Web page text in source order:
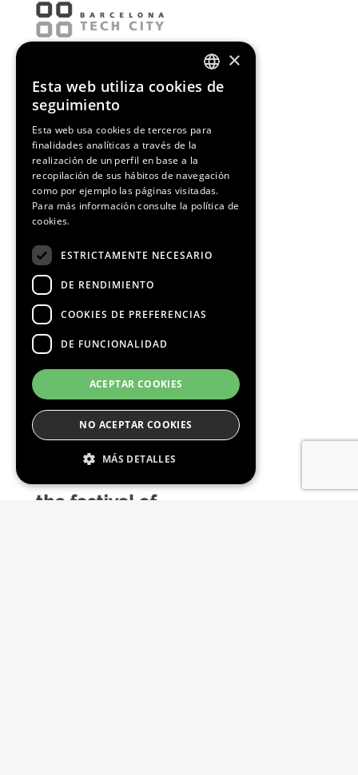
Media Partners
ENGLISH
×
Esta web utiliza cookies de
seguimiento
Esta web usa cookies de terceros para
finalidades analíticas a través de la
realización de un perfil en base a la
recopilación de sus hábitos de navegación
como por ejemplo las páginas visitadas.
Para más información consulte la política de
cookies.
ESTRICTAMENTE NECESARIO
DE RENDIMIENTO
COOKIES DE PREFERENCIAS
DE FUNCIONALIDAD
ACEPTAR COOKIES
NO ACEPTAR COOKIES
MÁS DETALLES